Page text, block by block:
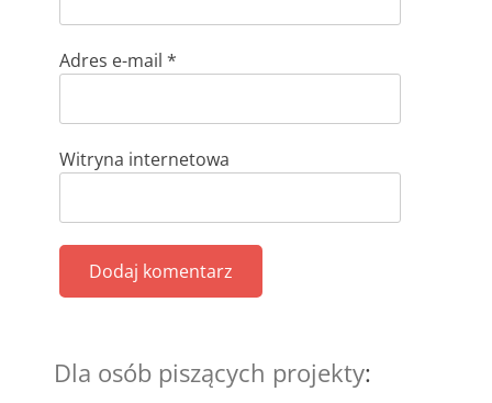
Adres e-mail *
Witryna internetowa
Dla osób piszących projekty: